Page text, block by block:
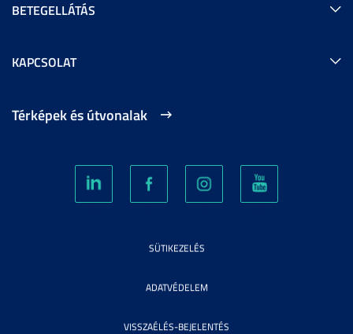
BETEGELLÁTÁS
KAPCSOLAT
Térképek és útvonalak
SÜTIKEZELÉS
ADATVÉDELEM
VISSZAÉLÉS-BEJELENTÉS